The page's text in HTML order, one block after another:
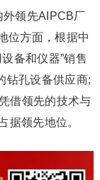
领先AIPCB厂
位方面，根据中
备和仪器”销售
钻孔设备供应商;
借领先的技术与
据领先地位。